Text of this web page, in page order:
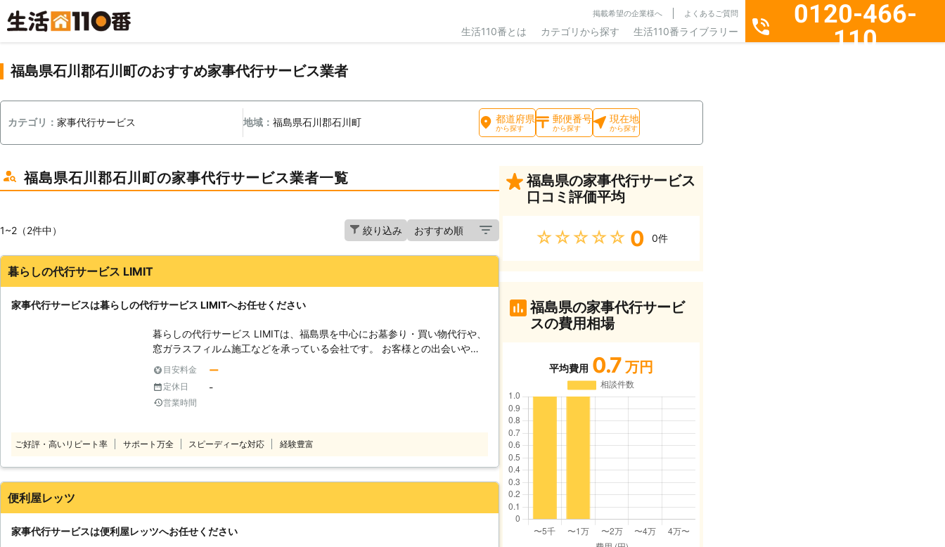
掲載希望の企業様へ よくあるご質問
生活110番とは カテゴリから探す 生活110番ライブラリー
0120-466-
110
福島県石川郡石川町のおすすめ家事代行サービス業者
カテゴリ： 家事代行サービス 地域：福島県石川郡石川町 都道府県
から探す
郵便番号
から探す
現在地
から探す
福島県石川郡石川町の家事代行サービス業者一覧
1~2（2件中） 絞り込み
暮らしの代行サービス LIMIT
家事代行サービスは暮らしの代行サービス LIMITへお任せください
暮らしの代行サービス LIMITは、福島県を中心にお墓参り・買い物代行や、
窓ガラスフィルム施工などを承っている会社です。 お客様との出会いや信
頼関係を大切に仕事に励んでいます。 皆様のお役に立てることが私たちの
喜びです。 【家事代行サービス】 こんなときは、暮らしの代行サービス
LIMITへお任せください。 ・高齢になり体力的に自分でお買い物にいけない
とき。 ・交通手段がなく自分1人ではお買い物にいけないとき。 ・大きな家
依頼したいとき。 暮らしの代行サービス LIMITでは、事前見積もりをしっ
かりとおこなっています。 事前見積もりを行うことによって皆様に安心し
てご利用いただければと思っています。 丁寧に仕事をおこないますので、
暮らしの代行サービス LIMITへご相談ください。
目安料金 ー
定休日 -
営業時間
ご好評・高いリピート率 サポート万全 スピーディーな対応 経験豊富
便利屋レッツ
家事代行サービスは便利屋レッツへお任せください
福島県の家事代行サービス
口コミ評価平均
★★★★★ 0 0件
福島県の家事代行サービ
スの費用相場
平均費用 0.7 万円